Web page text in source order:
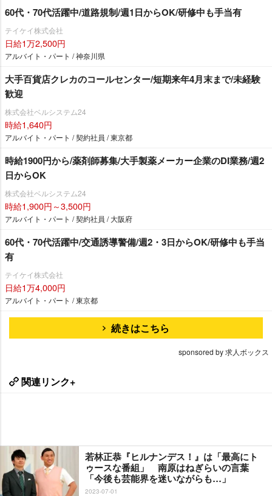
60代・70代活躍中/道路規制/週1日からOK/研修中も手当有
テイケイ株式会社
日給1万2,500円
アルバイト・パート / 神奈川県
大手百貨店クレカのコールセンター/短期来年4月末まで/未経験
歓迎
株式会社ベルシステム24
時給1,640円
アルバイト・パート / 契約社員 / 東京都
時給1900円から/薬剤師募集/大手製薬メーカー企業のDI業務/週2
日からOK
株式会社ベルシステム24
時給1,900円～3,500円
アルバイト・パート / 契約社員 / 大阪府
60代・70代活躍中/交通誘導警備/週2・3日からOK/研修中も手当
有
テイケイ株式会社
日給1万4,000円
アルバイト・パート / 東京都
続きはこちら
sponsored by 求人ボックス
関連リンク+
若林正恭『ヒルナンデス！』は「最高にト
ゥースな番組」 南原はねぎらいの言葉
「今後も芸能界を迷いながらも…」
2023-07-01